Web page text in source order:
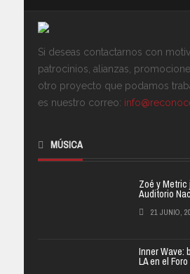
Si deseas contactarnos con
patrocinios, alianzas,
otro proyecto que podamos
es nuestro correo:
MÚSICA
Zoé y Metric
Auditorio
21 JUNIO,
Inner Wave:
LA en el